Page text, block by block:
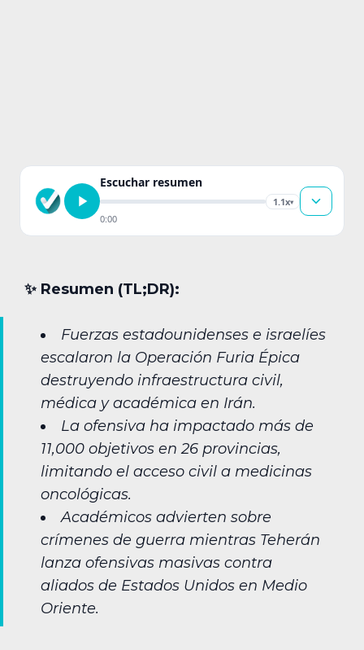
Escuchar resumen
1.1x▾
0:00
✨︎ Resumen (TL;DR):
Fuerzas estadounidenses e israelíes
escalaron la Operación Furia Épica
destruyendo infraestructura civil,
médica y académica en Irán.
La ofensiva ha impactado más de
11,000 objetivos en 26 provincias,
limitando el acceso civil a medicinas
oncológicas.
Académicos advierten sobre
crímenes de guerra mientras Teherán
lanza ofensivas masivas contra
aliados de Estados Unidos en Medio
Oriente.